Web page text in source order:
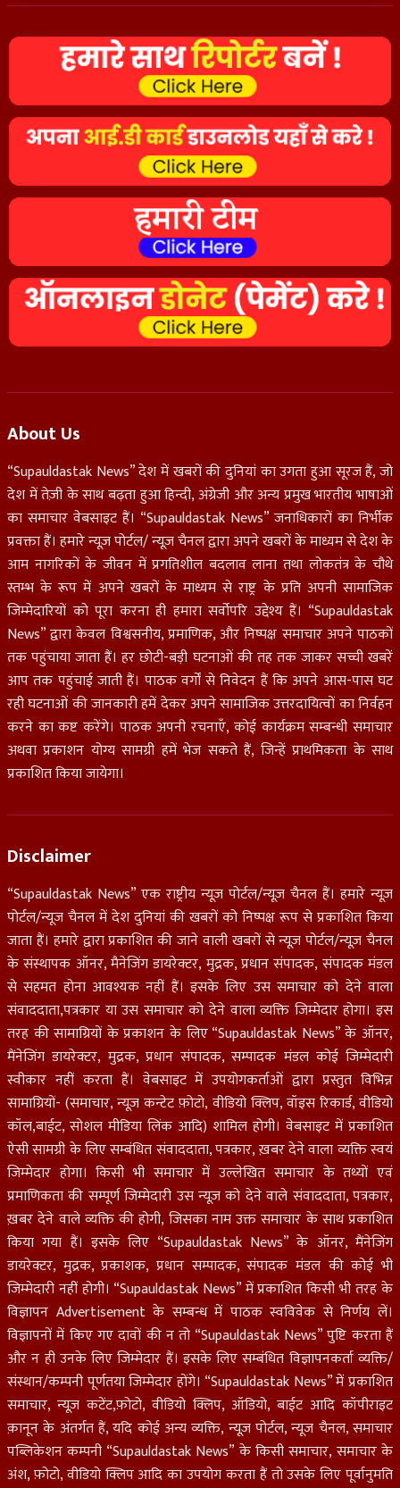
About Us
“Supauldastak News” देश में खबरों की दुनियां का उगता हुआ सूरज हैं, जो
देश में तेज़ी के साथ बढ़ता हुआ हिन्दी, अंग्रेजी और अन्य प्रमुख भारतीय भाषाओं
का समाचार वेबसाइट हैं। “Supauldastak News” जनाधिकारों का निर्भीक
प्रवक्ता हैं। हमारे न्यूज़ पोर्टल/ न्यूज़ चैनल द्वारा अपने खबरों के माध्यम से देश के
आम नागरिकों के जीवन में प्रगतिशील बदलाव लाना तथा लोकतंत्र के चौथे
स्तम्भ के रूप में अपने खबरों के माध्यम से राष्ट्र के प्रति अपनी सामाजिक
जिम्मेदारियों को पूरा करना ही हमारा सर्वोपरि उद्देश्य हैं। “Supauldastak
News” द्वारा केवल विश्वसनीय, प्रमाणिक, और निष्पक्ष समाचार अपने पाठकों
तक पहुंचाया जाता हैं। हर छोटी-बड़ी घटनाओं की तह तक जाकर सच्ची खबरें
आप तक पहुंचाई जाती हैं। पाठक वर्गों से निवेदन हैं कि अपने आस-पास घट
रही घटनाओं की जानकारी हमें देकर अपने सामाजिक उत्तरदायित्वों का निर्वहन
करने का कष्ट करेंगे। पाठक अपनी रचनाएँ, कोई कार्यक्रम सम्बन्धी समाचार
अथवा प्रकाशन योग्य सामग्री हमें भेज सकते हैं, जिन्हें प्राथमिकता के साथ
प्रकाशित किया जायेगा।
Disclaimer
“Supauldastak News” एक राष्ट्रीय न्यूज़ पोर्टल/न्यूज़ चैनल हैं। हमारे न्यूज़
पोर्टल/न्यूज चैनल में देश दुनियां की खबरों को निष्पक्ष रूप से प्रकाशित किया
जाता हैं। हमारे द्वारा प्रकाशित की जाने वाली खबरों से न्यूज़ पोर्टल/न्यूज़ चैनल
के संस्थापक ऑनर, मैनेजिंग डायरेक्टर, मुद्रक, प्रधान संपादक, संपादक मंडल
से सहमत होना आवश्यक नहीं हैं। इसके लिए उस समाचार को देने वाला
संवाददाता,पत्रकार या उस समाचार को देने वाला व्यक्ति जिम्मेदार होगा। इस
तरह की सामाग्रियों के प्रकाशन के लिए “Supauldastak News” के ऑनर,
मैंनेजिंग डायरेक्टर, मुद्रक, प्रधान संपादक, सम्पादक मंडल कोई जिम्मेदारी
स्वीकार नहीं करता हैं। वेबसाइट में उपयोगकर्ताओं द्वारा प्रस्तुत विभिन्न
सामाग्रियों- (समाचार, न्यूज़ कन्टेट फ़ोटो, वीडियो क्लिप, वॉइस रिकार्ड, वीडियो
कॉल,बाईट, सोशल मीडिया लिंक आदि) शामिल होगी। वेबसाइट में प्रकाशित
ऐसी सामग्री के लिए सम्बंधित संवाददाता, पत्रकार, ख़बर देने वाला व्यक्ति स्वयं
जिम्मेदार होगा। किसी भी समाचार में उल्लेखित समाचार के तथ्यों एवं
प्रमाणिकता की सम्पूर्ण जिम्मेदारी उस न्यूज़ को देने वाले संवाददाता, पत्रकार,
ख़बर देने वाले व्यक्ति की होगी, जिसका नाम उक्त समाचार के साथ प्रकाशित
किया गया हैं। इसके लिए “Supauldastak News” के ऑनर, मैंनेजिंग
डायरेक्टर, मुद्रक, प्रकाशक, प्रधान सम्पादक, संपादक मंडल की कोई भी
जिम्मेदारी नहीं होगी। “Supauldastak News” में प्रकाशित किसी भी तरह के
विज्ञापन Advertisement के सम्बन्ध में पाठक स्वविवेक से निर्णय लें।
विज्ञापनों में किए गए दावों की न तो “Supauldastak News” पुष्टि करता हैं
और न ही उनके लिए जिम्मेदार हैं। इसके लिए सम्बंधित विज्ञापनकर्ता व्यक्ति/
संस्थान/कम्पनी पूर्णतया जिम्मेदार होंगे। “Supauldastak News” में प्रकाशित
समाचार, न्यूज़ कटेंट,फ़ोटो, वीडियो क्लिप, ऑडियो, बाईट आदि कॉपीराइट
क़ानून के अंतर्गत हैं, यदि कोई अन्य व्यक्ति, न्यूज़ पोर्टल, न्यूज चैनल, समाचार
पब्लिकेशन कम्पनी “Supauldastak News” के किसी समाचार, समाचार के
अंश, फ़ोटो, वीडियो क्लिप आदि का उपयोग करता हैं तो उसके लिए पूर्वानुमति